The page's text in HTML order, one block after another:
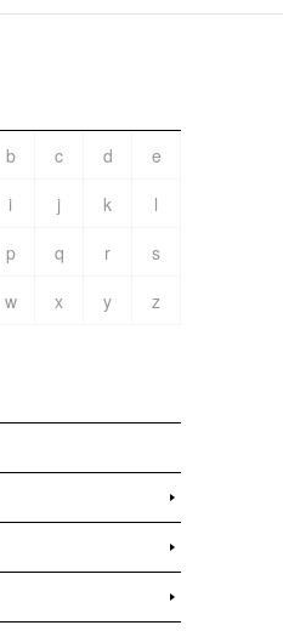
b c d
e
i j k
l
p q r
s
w x y
z